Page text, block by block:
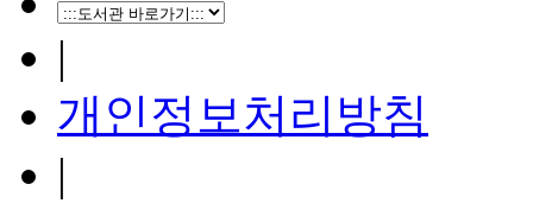
|
개인정보처리방침
|